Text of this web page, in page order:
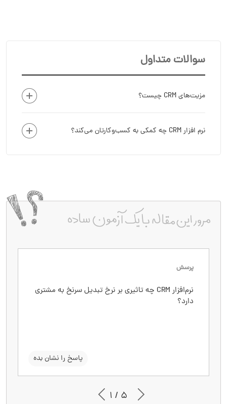
سوالات متداول
مزیت‌های CRM چیست؟
نرم افزار CRM چه کمکی به کسب‌وکارتان می‌کند؟
پرسش
نرم‌افزار CRM چه تاثیری بر نرخ تبدیل سرنخ به مشتری
دارد؟
پاسخ را نشان بده
استفاده از CRM می‌تواند نرخ تبدیل سرنخ به مشتری
1 / 5